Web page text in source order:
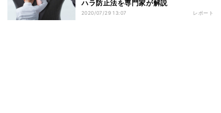
ハラ防止法を専門家が解説
2020/07/29 13:07 レポート